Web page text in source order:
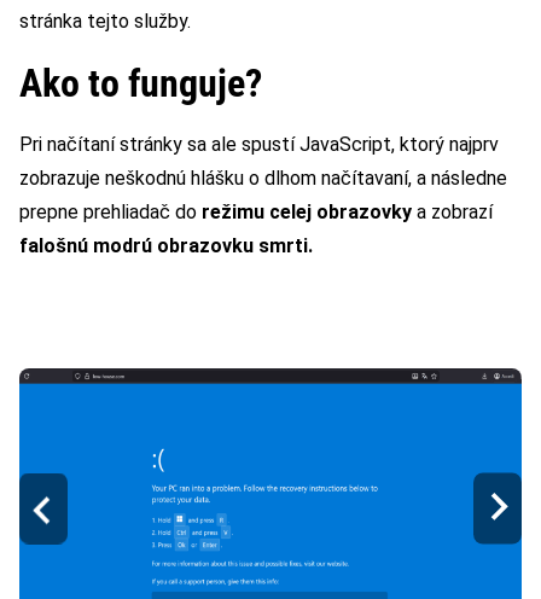
stránka tejto služby.
Ako to funguje?
Pri načítaní stránky sa ale spustí JavaScript, ktorý najprv
zobrazuje neškodnú hlášku o dlhom načítavaní, a následne
prepne prehliadač do režimu celej obrazovky a zobrazí
falošnú modrú obrazovku smrti.